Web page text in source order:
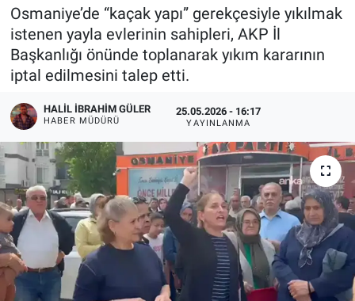
Osmaniye’de “kaçak yapı” gerekçesiyle yıkılmak
istenen yayla evlerinin sahipleri, AKP İl
Başkanlığı önünde toplanarak yıkım kararının
iptal edilmesini talep etti.
HALIL İBRAHIM GÜLER
HABER MÜDÜRÜ
25.05.2026 - 16:17
YAYINLANMA